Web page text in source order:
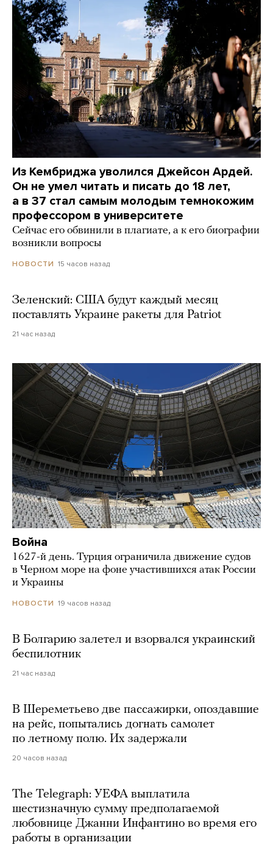
Из Кембриджа уволился Джейсон Ардей.
Он не умел читать и писать до 18 лет,
а в 37 стал самым молодым темнокожим
профессором в университете
Сейчас его обвинили в плагиате, а к его биографии
возникли вопросы
НОВОСТИ 15 часов назад
Зеленский: США будут каждый месяц
поставлять Украине ракеты для Patriot
21 час назад
Война
1627-й день. Турция ограничила движение судов
в Черном море на фоне участившихся атак России
и Украины
НОВОСТИ 19 часов назад
В Болгарию залетел и взорвался украинский
беспилотник
21 час назад
В Шереметьево две пассажирки, опоздавшие
на рейс, попытались догнать самолет
по летному полю. Их задержали
20 часов назад
The Telegraph: УЕФА выплатила
шестизначную сумму предполагаемой
любовнице Джанни Инфантино во время его
работы в организации